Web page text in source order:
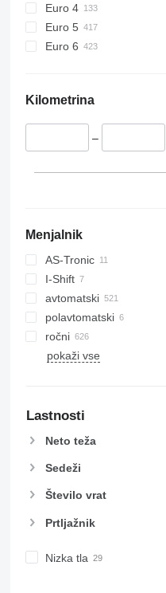
Euro 4
Euro 5
Euro 6
Kilometrina
–
Menjalnik
AS-Tronic
I-Shift
avtomatski
polavtomatski
ročni
pokaži vse
Lastnosti
Neto teža
Sedeži
Število vrat
Prtljažnik
Nizka tla